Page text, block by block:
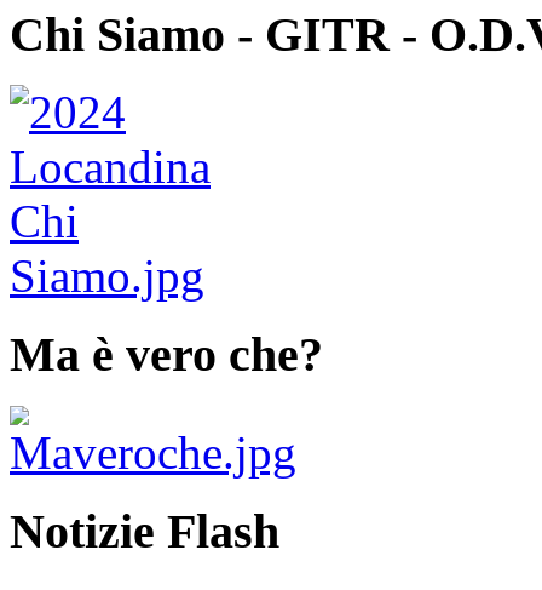
Chi Siamo - GITR -
Ma è vero che?
Notizie Flash